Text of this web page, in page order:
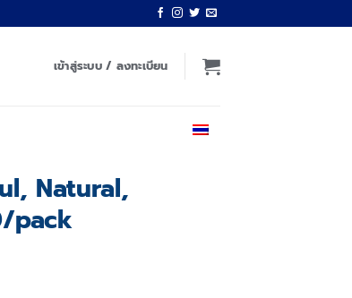
เข้าสู่ระบบ / ลงทะเบียน
Natural,
pack